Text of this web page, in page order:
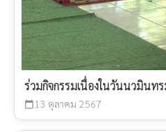
ร่วมกิจกรรมเนื่องในวันนวมินท
calendar_today 13 ตุลาคม 2567